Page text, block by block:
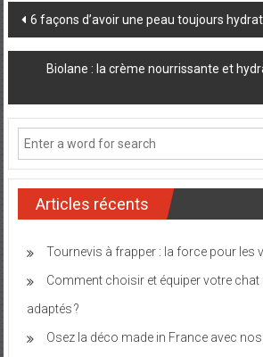
Post
navigation
6 façons d’avoir une peau toujours
Biolane : la crème nourrissante et
Articles récents
Tournevis à frapper : la force pour les
Comment choisir et équiper votre chat
adaptés ?
Osez la déco made in France avec